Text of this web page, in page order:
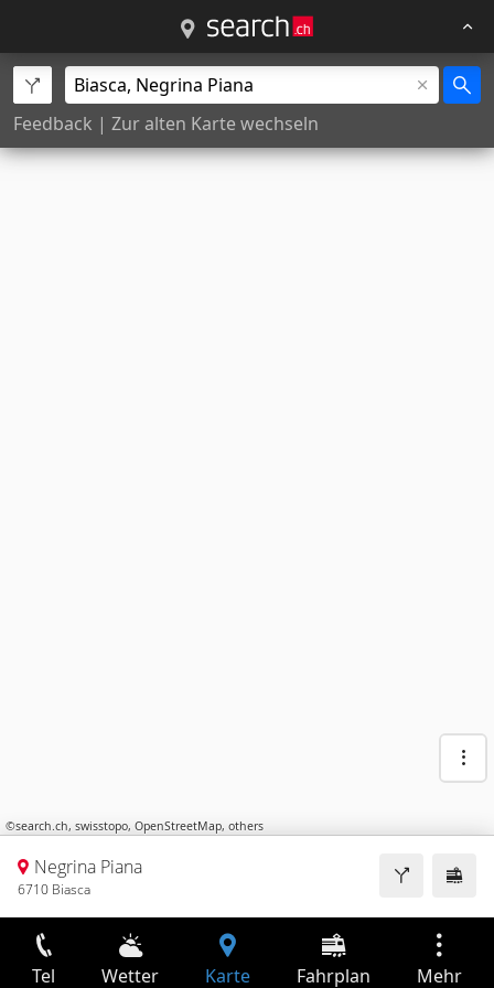
Feedback | Zur alten Karte wechseln
©search.ch, swisstopo, OpenStreetMap, others
Negrina Piana
6710 Biasca
Tel Wetter Karte Fahrplan Mehr